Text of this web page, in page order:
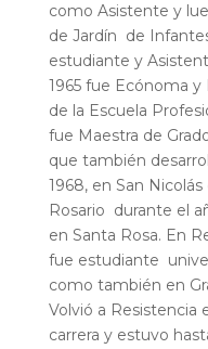
como Asistente y
de Jardín de
estudiante y
1965 fue Ecónoma
de la Escuela
fue Maestra de
que también
1968, en San
Rosario durante el
en Santa Rosa. En
fue estudiante
como también en
Volvió a Resistencia
carrera y estuvo